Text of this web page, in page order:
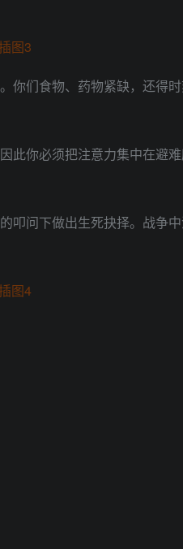
们食物、药物紧缺，还得
你必须把注意力集中在避
问下做出生死抉择。战争